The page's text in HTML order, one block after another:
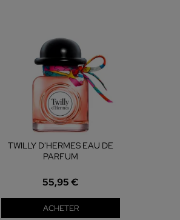
TWILLY D'HERMES EAU DE
PARFUM
55,95 €
ACHETER